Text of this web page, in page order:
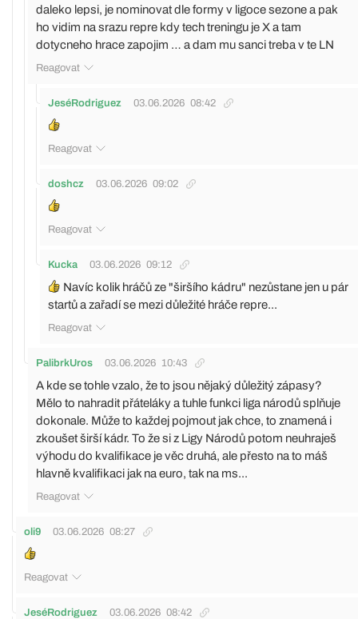
daleko lepsi, je nominovat dle formy v ligoce sezone a pak
ho vidim na srazu repre kdy tech treningu je X a tam
dotycneho hrace zapojim … a dam mu sanci treba v te LN
Reagovat
JeséRodriguez 03.06.2026 08:42
Reagovat
doshcz 03.06.2026 09:02
Reagovat
Kucka 03.06.2026 09:12
Navíc kolik hráčů ze "širšího kádru" nezůstane jen u pár
startů a zařadí se mezi důležité hráče repre...
Reagovat
PalibrkUros 03.06.2026 10:43
A kde se tohle vzalo, že to jsou nějaký důležitý zápasy?
Mělo to nahradit přáteláky a tuhle funkci liga národů splňuje
dokonale. Může to každej pojmout jak chce, to znamená i
zkoušet širší kádr. To že si z Ligy Národů potom neuhraješ
výhodu do kvalifikace je věc druhá, ale přesto na to máš
hlavně kvalifikaci jak na euro, tak na ms...
Reagovat
oli9 03.06.2026 08:27
Reagovat
JeséRodriguez 03.06.2026 08:42